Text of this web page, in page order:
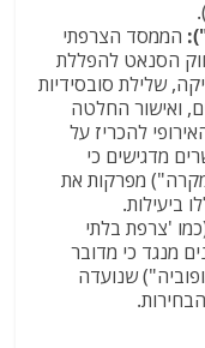
הממסד הצרפתי
הסנאט להפללת
שלילת סובסידיות
ואישור החלטה
להכריז על
מדגישים כי
מפרקות את
ביעילות.
'צרפת בלתי
מנגד כי מדובר
שנועדה